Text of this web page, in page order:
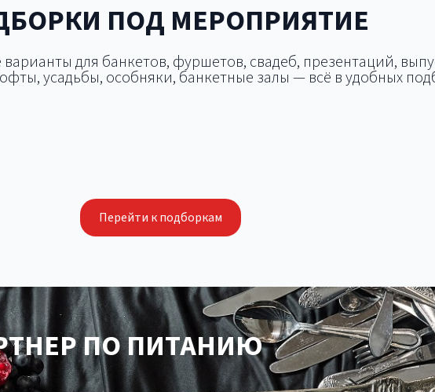
ПОД МЕРОПРИЯТИЕ
для банкетов, фуршетов, свадеб, презентаций,
усадьбы, особняки, банкетные залы — всё в удобных
Перейти к подборкам
ПО ПИТАНИЮ